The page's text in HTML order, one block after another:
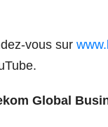
vous sur
Global